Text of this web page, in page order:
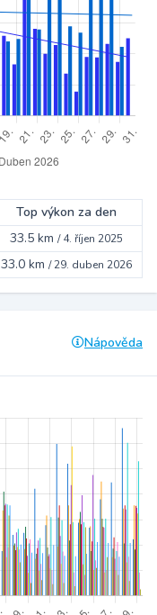
Top výkon za den
33.5 km /4. říjen 2025
33.0 km /29. duben 2026
Nápověda